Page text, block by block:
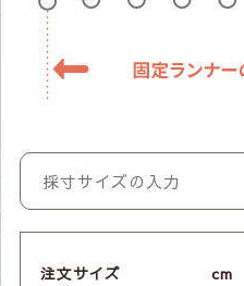
注文サイズ cm